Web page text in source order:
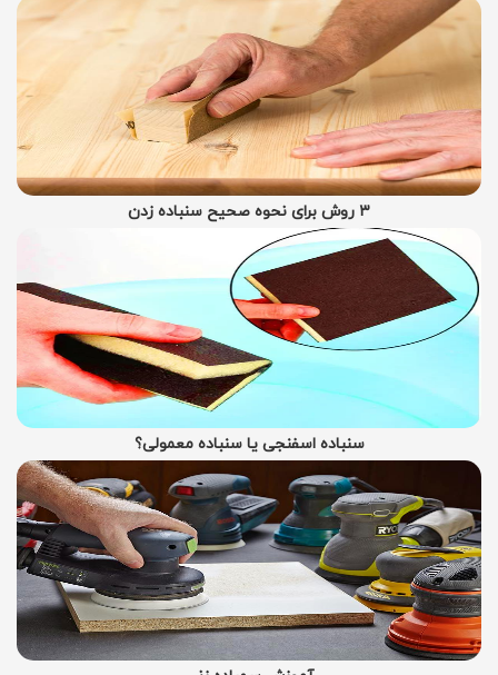
۳ روش برای نحوه صحیح سنباده زدن
سنباده اسفنجی یا سنباده معمولی؟